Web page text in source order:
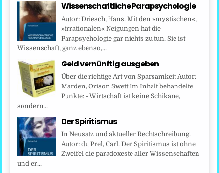
Wissenschaftliche Parapsychologie
Autor: Driesch, Hans. Mit den »mystischen«,
»irrationalen« Neigungen hat die
Parapsychologie gar nichts zu tun. Sie ist
Wissenschaft, ganz ebenso,...
Geld vernünftig ausgeben
Über die richtige Art von Sparsamkeit Autor:
Marden, Orison Swett Im Inhalt behandelte
Punkte: - Wirtschaft ist keine Schikane,
sondern...
Der Spiritismus
In Neusatz und aktueller Rechtschreibung.
Autor: du Prel, Carl. Der Spiritismus ist ohne
Zweifel die paradoxeste aller Wissenschaften
und er...